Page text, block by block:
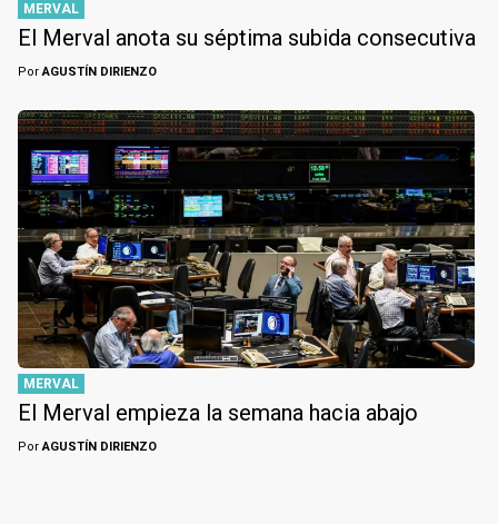
MERVAL
El Merval anota su séptima subida consecutiva
PorAGUSTÍN DIRIENZO
MERVAL
El Merval empieza la semana hacia abajo
PorAGUSTÍN DIRIENZO